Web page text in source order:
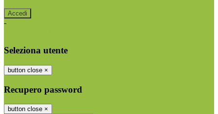
-
Seleziona utente
button close ×
Recupero password
button close ×